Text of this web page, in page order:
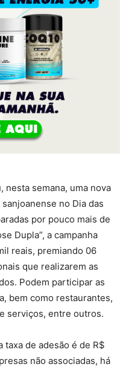
nesta semana, uma nova
no Dia das
por pouco mais de
Dupla”, a campanha
reais, premiando 06
que realizarem as
Podem participar as
bem como restaurantes,
serviços, entre outros.
taxa de adesão é de R$
não associadas, há